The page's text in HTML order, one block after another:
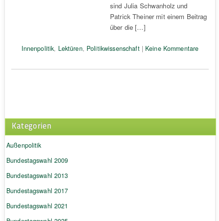
sind Julia Schwanholz und
Patrick Theiner mit einem Beitrag
über die […]
Innenpolitik, Lektüren, Politikwissenschaft| Keine Kommentare
Kategorien
Außenpolitik
Bundestagswahl 2009
Bundestagswahl 2013
Bundestagswahl 2017
Bundestagswahl 2021